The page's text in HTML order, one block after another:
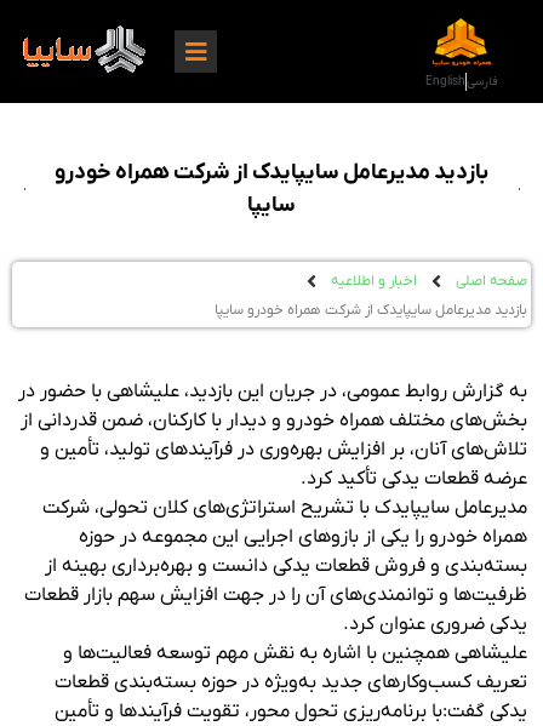
فارسیEnglish
بازدید مدیرعامل سایپایدک از شرکت همراه خودرو
سایپا
صفحه اصلی
اخبار و اطلاعیه
بازدید مدیرعامل سایپایدک از شرکت همراه خودرو سایپا
به گزارش روابط عمومی، در جریان این بازدید، علیشاهی با حضور در
بخش‌های مختلف همراه خودرو و دیدار با کارکنان، ضمن قدردانی از
تلاش‌های آنان، بر افزایش بهره‌وری در فرآیندهای تولید، تأمین و
عرضه قطعات یدکی تأکید کرد.
مدیرعامل سایپایدک با تشریح استراتژی‌های کلان تحولی، شرکت
همراه خودرو را یکی از بازوهای اجرایی این مجموعه در حوزه
بسته‌بندی و فروش قطعات یدکی دانست و بهره‌برداری بهینه از
ظرفیت‌ها و توانمندی‌های آن را در جهت افزایش سهم بازار قطعات
یدکی ضروری عنوان کرد.
علیشاهی همچنین با اشاره به نقش مهم توسعه فعالیت‌ها و
تعریف کسب‌وکارهای جدید به‌ویژه در حوزه بسته‌بندی قطعات
یدکی گفت:با برنامه‌ریزی تحول محور، تقویت فرآیندها و تأمین